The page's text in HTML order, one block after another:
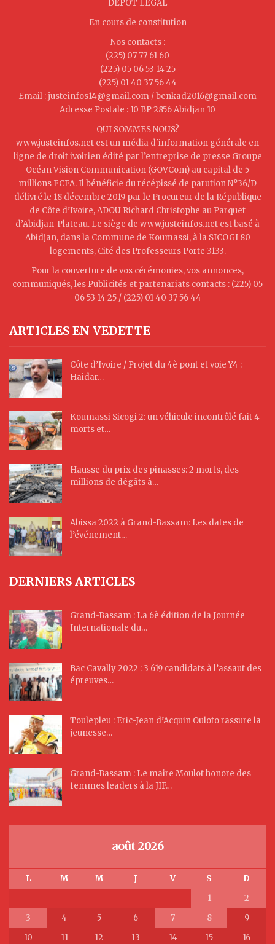
DEPOT LEGAL
En cours de constitution
Nos contacts :
(225) 07 77 61 60
(225) 05 06 53 14 25
(225) 01 40 37 56 44
Email : justeinfos14@gmail.com / benkad2016@gmail.com
Adresse Postale : 10 BP 2856 Abidjan 10
QUI SOMMES NOUS?
www.justeinfos.net est un média d'information générale en
ligne de droit ivoirien édité par l’entreprise de presse Groupe
Océan Vision Communication (GOVCom) au capital de 5
millions FCFA. Il bénéficie du récépissé de parution N°36/D
délivré le 18 décembre 2019 par le Procureur de la République
de Côte d’Ivoire, ADOU Richard Christophe au Parquet
d’Abidjan-Plateau. Le siège de www.justeinfos.net est basé à
Abidjan, dans la Commune de Koumassi, à la SICOGI 80
logements, Cité des Professeurs Porte 3133.
Pour la couverture de vos cérémonies, vos annonces,
communiqués, les Publicités et partenariats contacts : (225) 05
06 53 14 25 / (225) 01 40 37 56 44
ARTICLES EN VEDETTE
Côte d’Ivoire / Projet du 4è pont et voie Y4 :
Haidar…
Koumassi Sicogi 2: un véhicule incontrôlé fait 4
morts et…
Hausse du prix des pinasses: 2 morts, des
millions de dégâts à…
Abissa 2022 à Grand-Bassam: Les dates de
l’événement…
DERNIERS ARTICLES
Grand-Bassam : La 6è édition de la Journée
Internationale du…
Bac Cavally 2022 : 3 619 candidats à l’assaut des
épreuves…
Toulepleu : Eric-Jean d’Acquin Ouloto rassure la
jeunesse…
Grand-Bassam : Le maire Moulot honore des
femmes leaders à la JIF…
août 2026
L M M J V S
D
1
2
3
4 5 6 7 8
9
10
11 12 13 14 15 16